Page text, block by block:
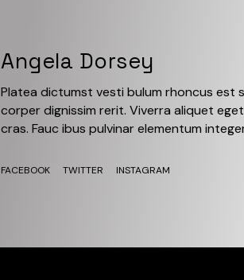
Angela Dorsey
Platea dictumst vesti bulum rhoncus est
corper dignissim rerit. Viverra aliquet
cras. Fauc ibus pulvinar elementum
FACEBOOK TWITTER INSTAGRAM